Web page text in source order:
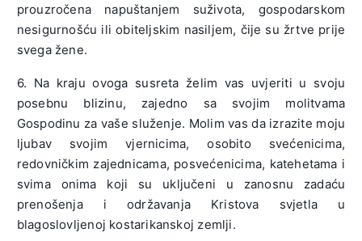
prouzročena napuštanjem suživota, gospodarskom
nesigurnošću ili obiteljskim nasiljem, čije su žrtve prije
svega žene.
6. Na kraju ovoga susreta želim vas uvjeriti u svoju
posebnu blizinu, zajedno sa svojim molitvama
Gospodinu za vaše služenje. Molim vas da izrazite moju
ljubav svojim vjernicima, osobito svećenicima,
redovničkim zajednicama, posvećenicima, katehetama i
svima onima koji su uključeni u zanosnu zadaću
prenošenja i održavanja Kristova svjetla u
blagoslovljenoj kostarikanskoj zemlji.